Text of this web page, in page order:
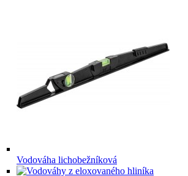
Vodováha lichobežníková